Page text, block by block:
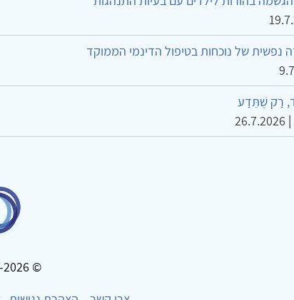
נפשית של נוכחות בטיפול הדינמי הממוקד
רַק שֶׁתֵּדַע
|
26.7.2026
© 2002-2026 כל הזכויות שמורות